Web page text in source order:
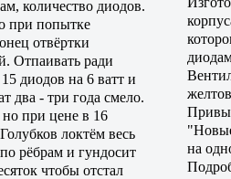
количество диодов.
при попытке
отвёртки
Отпаивать ради
диодов на 6 ватт и
два - три года смело.
при цене в 16
локтём весь
рёбрам и гундосит
чтобы отстал
на